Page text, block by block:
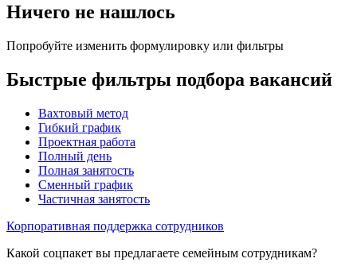
Ничего не нашлось
Попробуйте изменить формулировку или фильтры
Быстрые фильтры подбора вакансий
Вахтовый метод
Гибкий график
Проектная работа
Полный день
Полная занятость
Сменный график
Частичная занятость
Корпоративная поддержка сотрудников
Какой соцпакет вы предлагаете семейным сотрудникам?